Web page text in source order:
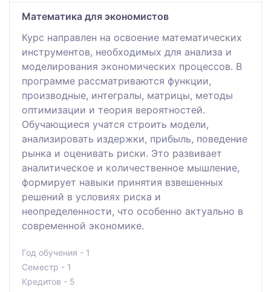
Математика для экономистов
Курс направлен на освоение математических
инструментов, необходимых для анализа и
моделирования экономических процессов. В
программе рассматриваются функции,
производные, интегралы, матрицы, методы
оптимизации и теория вероятностей.
Обучающиеся учатся строить модели,
анализировать издержки, прибыль, поведение
рынка и оценивать риски. Это развивает
аналитическое и количественное мышление,
формирует навыки принятия взвешенных
решений в условиях риска и
неопределенности, что особенно актуально в
современной экономике.
Год обучения - 1
Семестр - 1
Кредитов - 5